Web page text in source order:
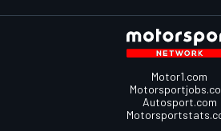
Motor1.com
Autosport.com